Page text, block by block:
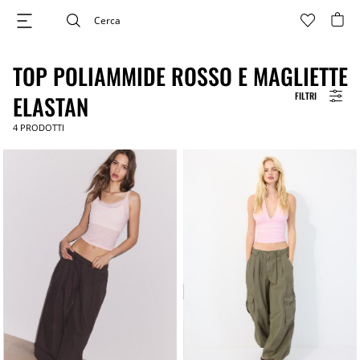
FILTRI
TOP POLIAMMIDE ROSSO E MAGLIETTE
ELASTAN
4 PRODOTTI